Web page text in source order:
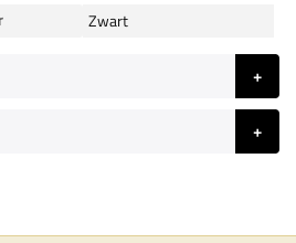
Zwart